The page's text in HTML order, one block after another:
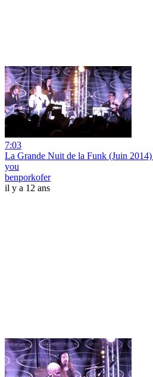
7:03
La Grande Nuit de la Funk (Juin
you
benporkofer
il y a 12 ans